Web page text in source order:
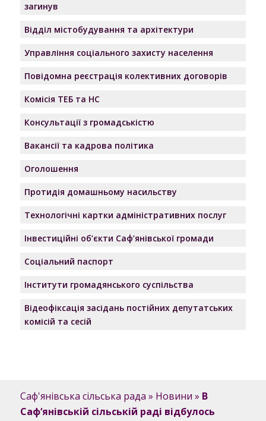
загинув
Відділ містобудування та архітектури
Управління соціального захисту населення
Повідомна реєстрація колективних договорів
Комісія ТЕБ та НС
Консультації з громадськістю
Вакансії та кадрова політика
Оголошення
Протидія домашньому насильству
Технологічні картки адміністративних послуг
Інвестиційні об’єкти Саф’янівської громади
Соціальний паспорт
Інститути громадянського суспільства
Відеофіксація засідань постійних депутатських
комісій та сесій
Саф'янівська сільська рада » Новини » В
Саф‘янівській сільській раді відбулось